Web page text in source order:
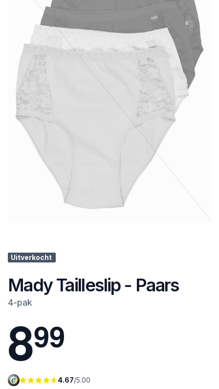
Uitverkocht
Mady Tailleslip - Paars
4-pak
899
4.67/5.00